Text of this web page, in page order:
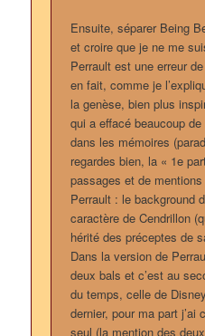
Ensuite, séparer Being
et croire que je ne me
Perrault est une erreur
en fait, comme je
la genèse, bien plus
qui a effacé beaucoup
dans les mémoires
regardes bien, la « 1e
passages et de
Perrault : le background
caractère de Cendrillon
hérité des préceptes de
Dans la version de
deux bals et c’est au
du temps, celle de
dernier, pour ma part
seul (la mention des